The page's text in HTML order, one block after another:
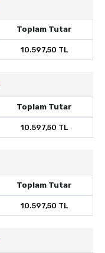
Toplam Tutar
10.597,50 TL
Toplam Tutar
10.597,50 TL
Toplam Tutar
10.597,50 TL